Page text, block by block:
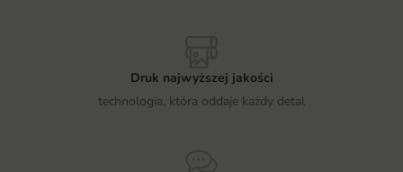
Druk najwyższej jakości
technologia, która oddaje każdy detal